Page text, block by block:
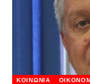
ΚΟΙΝΩΝΊΑ